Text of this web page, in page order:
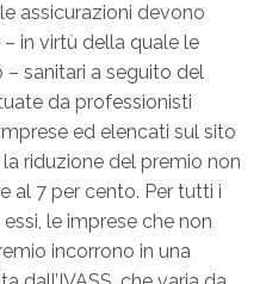
assicurazioni devono
in virtù della quale le
sanitari a seguito del
da professionisti
ed elencati sul sito
riduzione del premio non
al 7 per cento. Per tutti i
le imprese che non
incorrono in una